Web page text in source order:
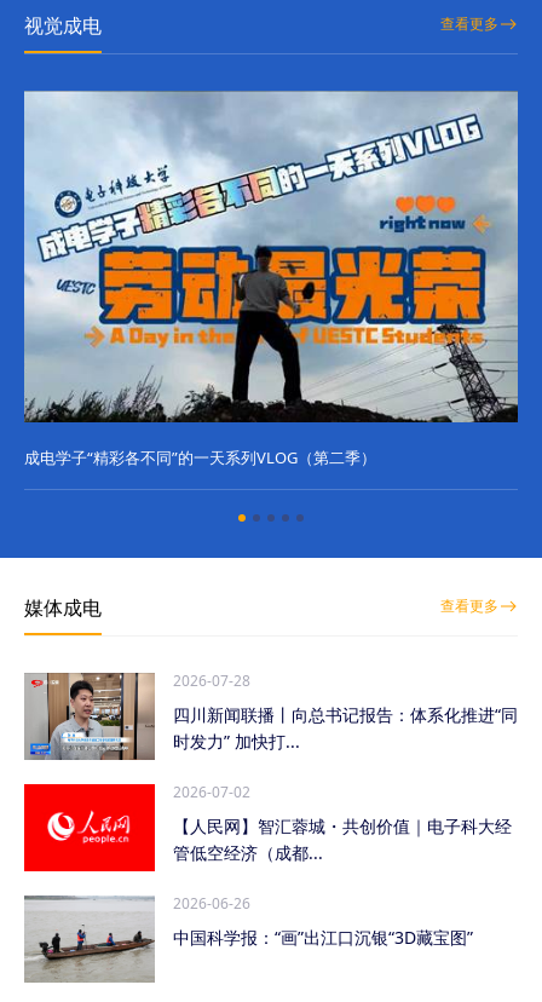
视觉成电 查看更多
成电学子“精彩各不同”的一天系列VLOG（第二季）
媒体成电 查看更多
2026-07-28
四川新闻联播丨向总书记报告：体系化推进“同
时发力” 加快打...
2026-07-02
【人民网】智汇蓉城・共创价值｜电子科大经
管低空经济（成都...
2026-06-26
中国科学报：“画”出江口沉银“3D藏宝图”